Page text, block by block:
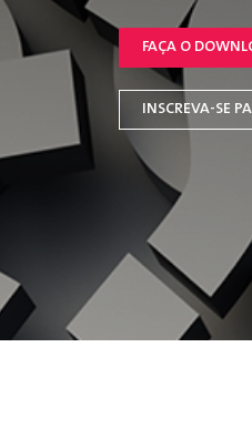
FAÇA O
INSCREVA-SE